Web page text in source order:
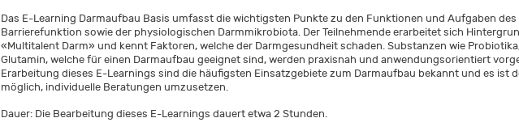
Das E-Learning Darmaufbau Basis umfasst die wichtigsten Punkte zu den Funktionen und Aufgaben
Barrierefunktion sowie der physiologischen Darmmikrobiota. Der Teilnehmende erarbeitet sich
«Multitalent Darm» und kennt Faktoren, welche der Darmgesundheit schaden. Substanzen wie
Glutamin, welche für einen Darmaufbau geeignet sind, werden praxisnah und anwendungsorientiert
Erarbeitung dieses E-Learnings sind die häufigsten Einsatzgebiete zum Darmaufbau bekannt und es ist
möglich, individuelle Beratungen umzusetzen.
Dauer: Die Bearbeitung dieses E-Learnings dauert etwa 2 Stunden.